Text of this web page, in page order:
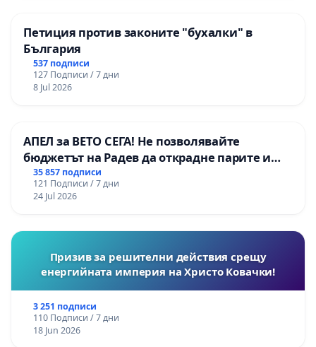
Петиция против законите "бухалки" в
България
537 подписи
127 Подписи / 7 дни
8 Jul 2026
АПЕЛ за ВЕТО СЕГА! Не позволявайте
бюджетът на Радев да открадне парите и
правата ни в тъмното
35 857 подписи
121 Подписи / 7 дни
24 Jul 2026
Призив за решителни действия срещу
енергийната империя на Христо Ковачки!
3 251 подписи
110 Подписи / 7 дни
18 Jun 2026